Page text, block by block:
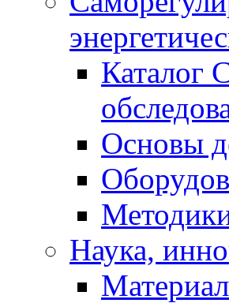
Каталог
Основы
Наука,